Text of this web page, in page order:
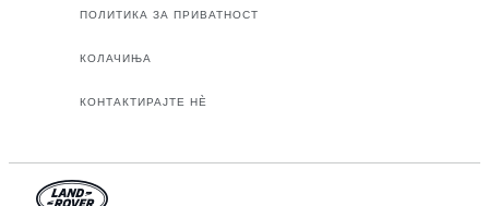
ПОЛИТИКА ЗА ПРИВАТНОСТ
КОЛАЧИЊА
КОНТАКТИРАЈТЕ НЀ